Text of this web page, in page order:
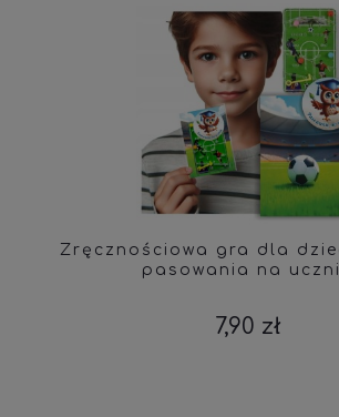
Zręcznościowa gra dla
pasowania na
7,90 zł